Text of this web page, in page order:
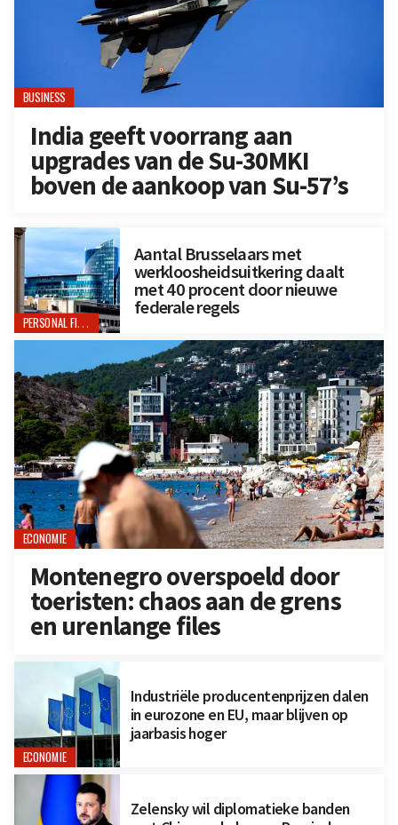
BUSINESS
India geeft voorrang aan
upgrades van de Su-30MKI
boven de aankoop van Su-57’s
PERSONAL FINANCE
Aantal Brusselaars met
werkloosheidsuitkering daalt
met 40 procent door nieuwe
federale regels
ECONOMIE
Montenegro overspoeld door
toeristen: chaos aan de grens
en urenlange files
ECONOMIE
Industriële producentenprijzen dalen
in eurozone en EU, maar blijven op
jaarbasis hoger
Zelensky wil diplomatieke banden